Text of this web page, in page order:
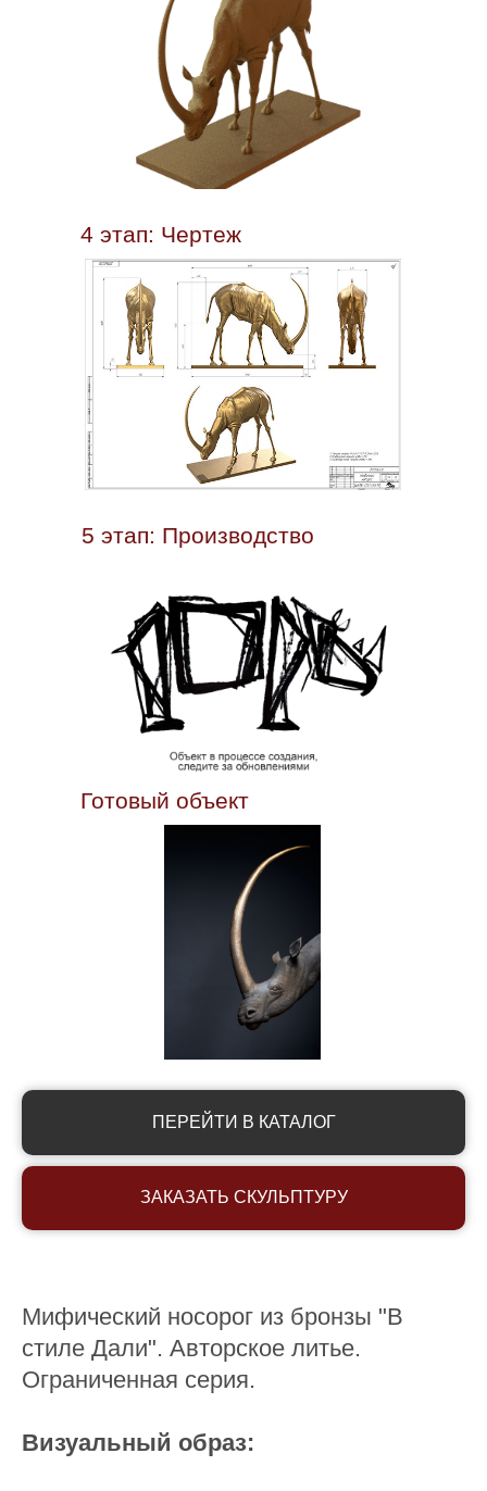
5 этап: Производство
Готовый объект
4 этап: Чертеж
ПЕРЕЙТИ В КАТАЛОГ
ЗАКАЗАТЬ СКУЛЬПТУРУ
Мифический носорог из бронзы "В
стиле Дали". Авторское литье.
Ограниченная серия.
Визуальный образ: